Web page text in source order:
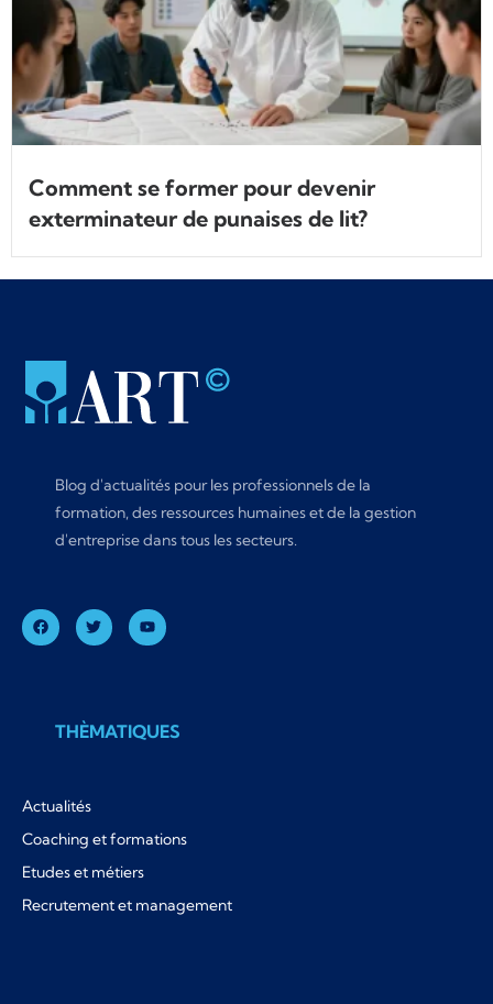
Comment se former pour devenir
exterminateur de punaises de lit?
Blog d'actualités pour les professionnels de la
formation, des ressources humaines et de la gestion
d'entreprise dans tous les secteurs.
THÈMATIQUES
Actualités
Coaching et formations
Etudes et métiers
Recrutement et management